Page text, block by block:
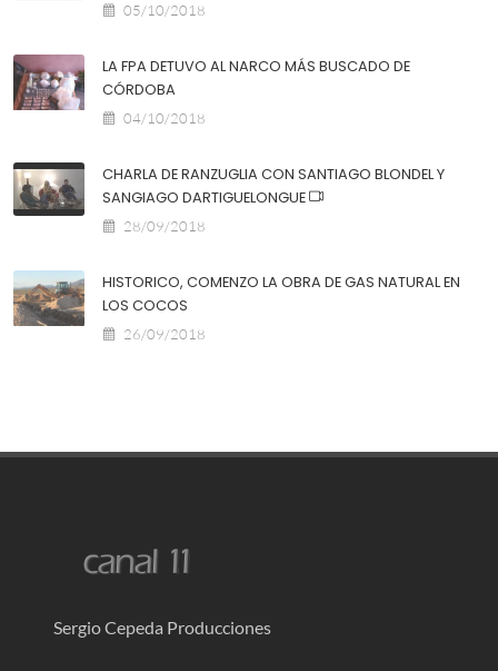
05/10/2018
LA FPA DETUVO AL NARCO MÁS BUSCADO DE
CÓRDOBA
04/10/2018
CHARLA DE RANZUGLIA CON SANTIAGO BLONDEL Y
SANGIAGO DARTIGUELONGUE
28/09/2018
HISTORICO, COMENZO LA OBRA DE GAS NATURAL EN
LOS COCOS
26/09/2018
Sergio Cepeda Producciones